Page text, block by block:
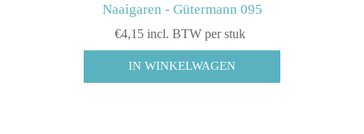
Naaigaren - Gütermann 095
€4,15 incl. BTW per stuk